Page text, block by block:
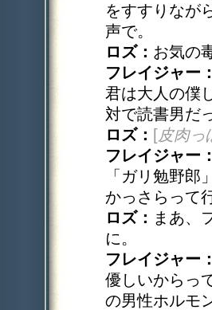
をすすりなが
声で。
ロズ： お気の
フレイジャー
君は大人の僕
対で読書男だ
ロズ： [皮肉っ
フレイジャー
「ガリ勉野
かっさらって
ロズ： まあ、
に。
フレイジャー
優しいからっ
の男性ホルモ